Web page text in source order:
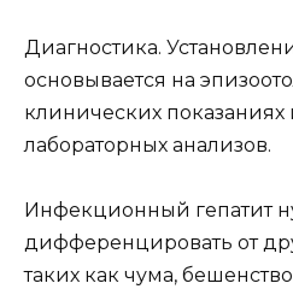
Диагностика.
основывается на
клинических показаниях
лабораторных анализов.
Инфекционный гепатит
дифференцировать от
таких как чума,